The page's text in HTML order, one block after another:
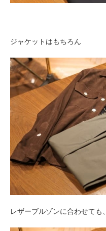
ジャケットはもちろん
レザーブルゾンに合わせても、